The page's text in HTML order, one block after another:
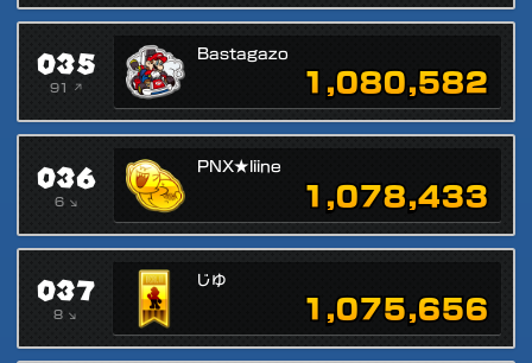
035
91 ↗
Bastagazo
1,080,582
036
6 ↘
PNX★liine
1,078,433
037
8 ↘
じゆ
1,075,656